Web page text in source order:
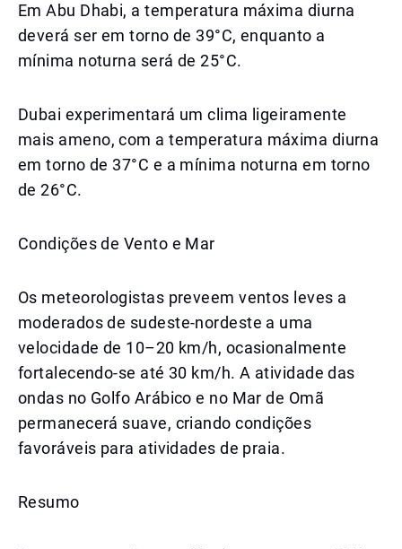
Em Abu Dhabi, a temperatura máxima diurna
deverá ser em torno de 39°C, enquanto a
mínima noturna será de 25°C.
Dubai experimentará um clima ligeiramente
mais ameno, com a temperatura máxima diurna
em torno de 37°C e a mínima noturna em torno
de 26°C.
Condições de Vento e Mar
Os meteorologistas preveem ventos leves a
moderados de sudeste-nordeste a uma
velocidade de 10–20 km/h, ocasionalmente
fortalecendo-se até 30 km/h. A atividade das
ondas no Golfo Arábico e no Mar de Omã
permanecerá suave, criando condições
favoráveis para atividades de praia.
Resumo